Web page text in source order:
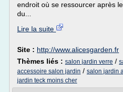
endroit où se ressourcer après
du...
Lire la suite
Site : http://www.alicesgarden.fr
Thèmes liés : salon jardin verre /
accessoire salon jardin / salon jardin
jardin teck moins cher